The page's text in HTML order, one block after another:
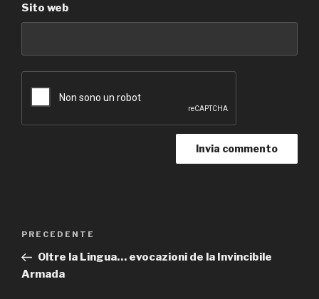
Sito web
Articolo
precedente:
PRECEDENTE
Oltre la Lingua… evocazioni de la Invincibile
Armada